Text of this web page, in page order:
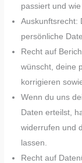
passiert und
Auskunftsrecht:
persönliche
Recht auf
wünscht, deine
korrigieren
Wenn du uns
Daten erteilst,
widerrufen und
lassen.
Recht auf